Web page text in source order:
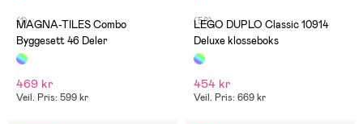
(1)
MAGNA-TILES Combo
Byggesett 46 Deler
469 kr
Veil. Pris: 599 kr
(58)
LEGO DUPLO Classic 10914
Deluxe klosseboks
454 kr
Veil. Pris: 669 kr